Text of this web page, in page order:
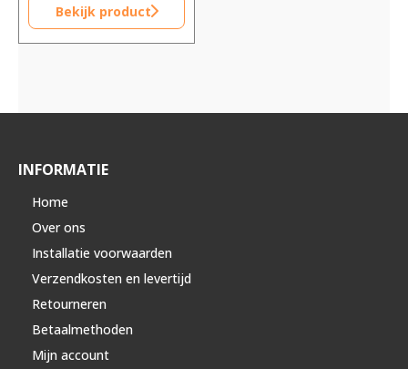
Bekijk product
INFORMATIE
Home
Over ons
Installatie voorwaarden
Verzendkosten en levertijd
Retourneren
Betaalmethoden
Mijn account